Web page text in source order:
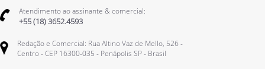
Atendimento ao assinante & comercial:
+55 (18) 3652.4593
Redação e Comercial: Rua Altino Vaz de Mello, 526 -
Centro - CEP 16300-035 - Penápolis SP - Brasil